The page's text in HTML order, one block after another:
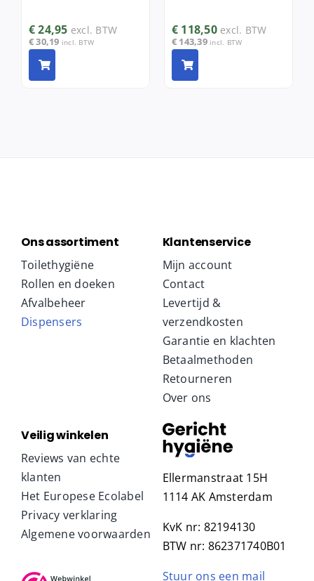
€24,95 excl. BTW
€30,19 incl. BTW
€ 118,50 excl. BTW
€ 143,39 incl. BTW
Ons assortiment
Toilethygiëne
Rollen en doeken
Afvalbeheer
Dispensers
Klantenservice
Mijn account
Contact
Levertijd &
verzendkosten
Garantie en klachten
Betaalmethoden
Retourneren
Over ons
Veilig winkelen
Reviews van echte
klanten
Het Europese Ecolabel
Privacy verklaring
Algemene voorwaarden
Ellermanstraat 15H
1114 AK Amsterdam
KvK nr: 82194130
BTW nr: 862371740B01
Stuur ons een mail